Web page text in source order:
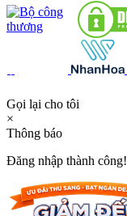
Gọi lại cho tôi
×
Thông báo
Đăng nhập thành công!